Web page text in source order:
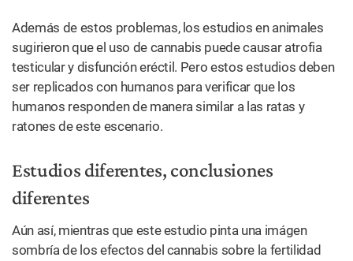
Además de estos problemas, los estudios en animales
sugirieron que el uso de cannabis puede causar atrofia
testicular y disfunción eréctil. Pero estos estudios deben
ser replicados con humanos para verificar que los
humanos responden de manera similar a las ratas y
ratones de este escenario.
Estudios diferentes, conclusiones
diferentes
Aún así, mientras que este estudio pinta una imágen
sombría de los efectos del cannabis sobre la fertilidad